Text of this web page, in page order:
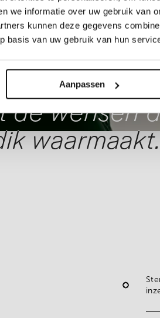
we informatie over uw gebruik van
kunnen deze gegevens
basis van uw gebruik van hun
Aanpassen
de wensen